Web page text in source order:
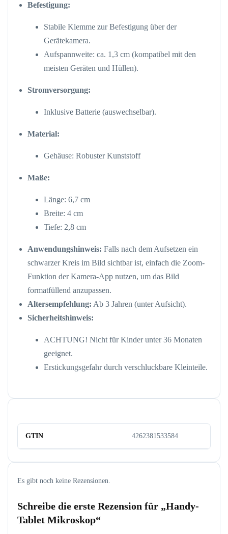
Befestigung:
Stabile Klemme zur Befestigung über der
Gerätekamera.
Aufspannweite: ca. 1,3 cm (kompatibel mit den
meisten Geräten und Hüllen).
Stromversorgung:
Inklusive Batterie (auswechselbar).
Material:
Gehäuse: Robuster Kunststoff
Maße:
Länge: 6,7 cm
Breite: 4 cm
Tiefe: 2,8 cm
Anwendungshinweis: Falls nach dem Aufsetzen ein
schwarzer Kreis im Bild sichtbar ist, einfach die Zoom-
Funktion der Kamera-App nutzen, um das Bild
formatfüllend anzupassen.
Altersempfehlung: Ab 3 Jahren (unter Aufsicht).
Sicherheitshinweis:
ACHTUNG! Nicht für Kinder unter 36 Monaten
geeignet.
Erstickungsgefahr durch verschluckbare Kleinteile.
GTIN 4262381533584
Es gibt noch keine Rezensionen.
Schreibe die erste Rezension für „Handy-
Tablet Mikroskop“